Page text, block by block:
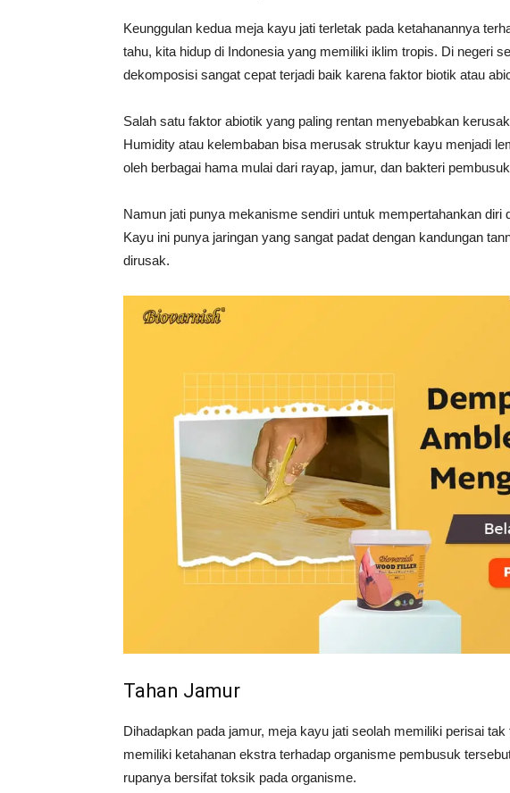
Keunggulan kedua meja kayu jati terletak pada ketahanannya
tahu, kita hidup di Indonesia yang memiliki iklim tropis. Di negeri
dekomposisi sangat cepat terjadi baik karena faktor biotik atau
Salah satu faktor abiotik yang paling rentan menyebabkan
Humidity atau kelembaban bisa merusak struktur kayu menjadi
oleh berbagai hama mulai dari rayap, jamur, dan bakteri
Namun jati punya mekanisme sendiri untuk mempertahankan diri
Kayu ini punya jaringan yang sangat padat dengan kandungan
dirusak.
Tahan Jamur
Dihadapkan pada jamur, meja kayu jati seolah memiliki perisai
memiliki ketahanan ekstra terhadap organisme pembusuk
rupanya bersifat toksik pada organisme.